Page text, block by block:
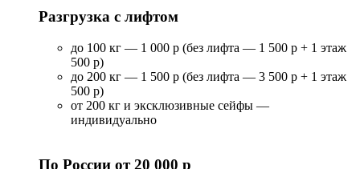
Разгрузка с лифтом
до 100 кг — 1 000 р (без лифта — 1 500 р + 1 этаж
500 р)
до 200 кг — 1 500 р (без лифта — 3 500 р + 1 этаж
500 р)
от 200 кг и эксклюзивные сейфы —
индивидуально
По России от 20 000 р